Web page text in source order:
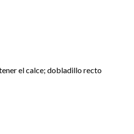
el calce; dobladillo recto